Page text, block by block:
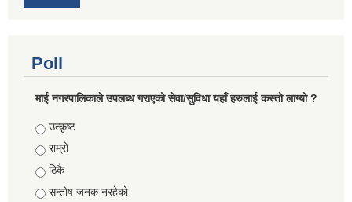
Poll
माई नगरपालिकाले उपलब्ध गराएको सेवा/सुविधा यहाँ हरुलाई कस्तो लाग्यो ?
Choices
उत्कृष्ट
राम्रो
ठिकै
सन्तोष जनक नरहेको